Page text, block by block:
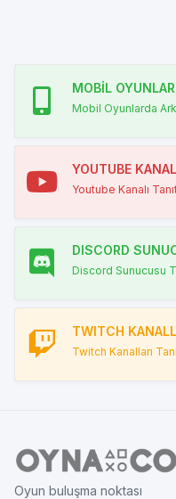
MOBİL OYUNLAR
Mobil Oyunlarda
YOUTUBE
Youtube Kanalı
DISCORD
Discord Sunucusu
TWITCH
Twitch Kanalları
Oyun buluşma noktası